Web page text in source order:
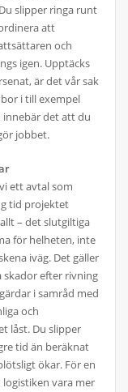
slipper ringa runt
att
och
igen. Upptäcks
är det vår sak
i till exempel
det att du
jobbet.
ett avtal som
tid projektet
– det slutgiltiga
för helheten, inte
iväg. Det gäller
efter rivning
i samråd med
och
låst. Du slipper
tid än beräknat
ökar. För en
logistiken vara mer